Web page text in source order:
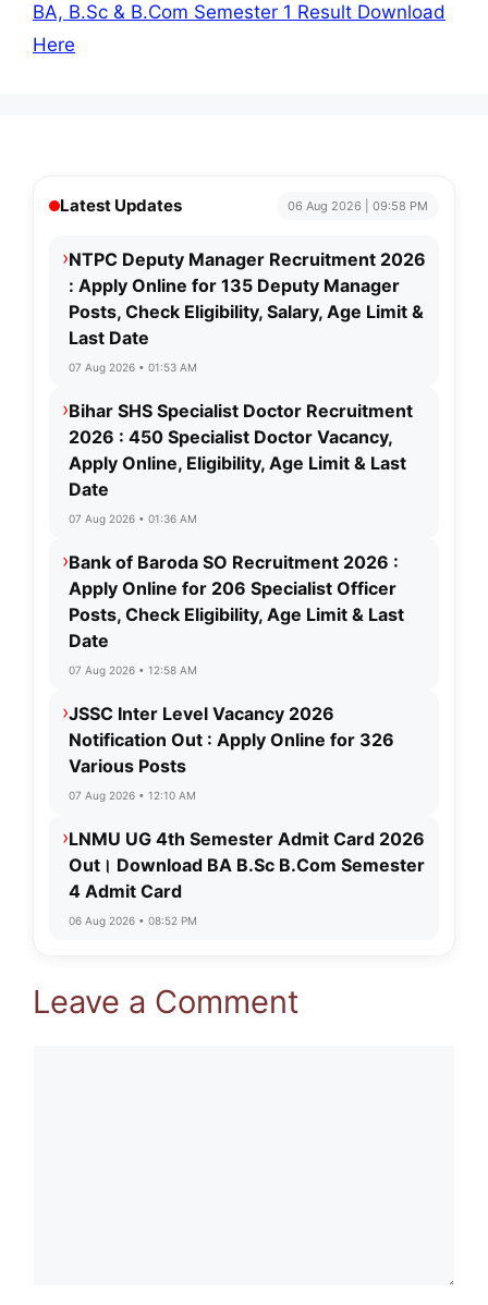
BA, B.Sc & B.Com Semester 1 Result Download
Here
Latest Updates 06 Aug 2026 | 09:58 PM
›NTPC Deputy Manager Recruitment 2026
: Apply Online for 135 Deputy Manager
Posts, Check Eligibility, Salary, Age Limit &
Last Date
07 Aug 2026 • 01:53 AM
›Bihar SHS Specialist Doctor Recruitment
2026 : 450 Specialist Doctor Vacancy,
Apply Online, Eligibility, Age Limit & Last
Date
07 Aug 2026 • 01:36 AM
›Bank of Baroda SO Recruitment 2026 :
Apply Online for 206 Specialist Officer
Posts, Check Eligibility, Age Limit & Last
Date
07 Aug 2026 • 12:58 AM
›JSSC Inter Level Vacancy 2026
Notification Out : Apply Online for 326
Various Posts
07 Aug 2026 • 12:10 AM
›LNMU UG 4th Semester Admit Card 2026
Out। Download BA B.Sc B.Com Semester
4 Admit Card
06 Aug 2026 • 08:52 PM
Leave a Comment